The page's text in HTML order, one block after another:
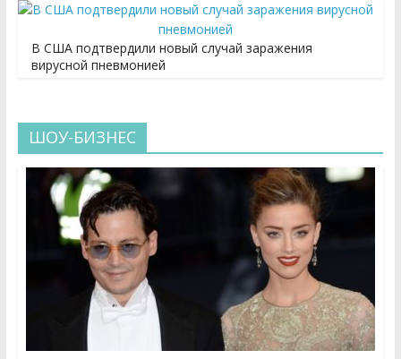
В США подтвердили новый случай заражения
вирусной пневмонией
ШОУ-БИЗНЕС